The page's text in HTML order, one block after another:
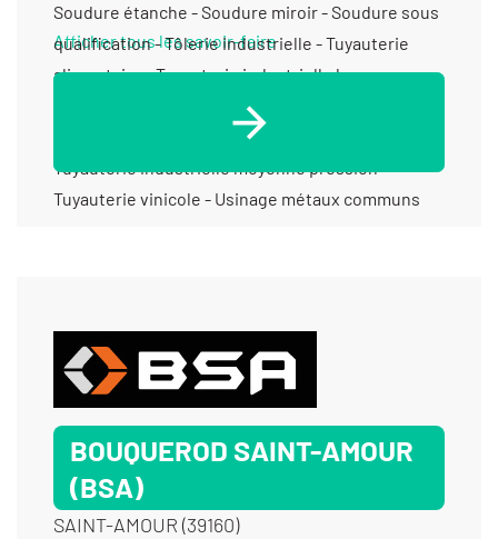
Soudure étanche - Soudure miroir - Soudure sous
qualification - Tôlerie industrielle - Tuyauterie
alimentaire - Tuyauterie industrielle basse
pression - Tuyauterie industrielle haute pression -
Tuyauterie industrielle haute température -
Tuyauterie industrielle moyenne pression -
Tuyauterie vinicole - Usinage métaux communs
Afficher tous les savoir-faire
BOUQUEROD SAINT-AMOUR
(BSA)
SAINT-AMOUR (39160)